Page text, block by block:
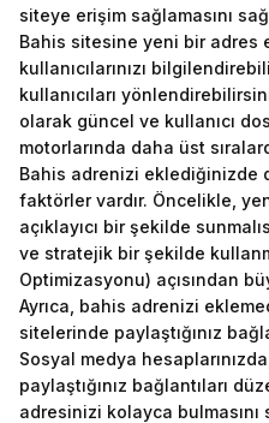
siteye erişim sağlamasını
Bahis sitesine yeni bir adres
kullanıcılarınızı
kullanıcıları
olarak güncel ve kullanıcı
motorlarında daha üst
Bahis adrenizi eklediğinizde
faktörler vardır. Öncelikle,
açıklayıcı bir şekilde
ve stratejik bir şekilde
Optimizasyonu) açısından
Ayrıca, bahis adrenizi
sitelerinde paylaştığınız
Sosyal medya
paylaştığınız bağlantıları
adresinizi kolayca bulmasını